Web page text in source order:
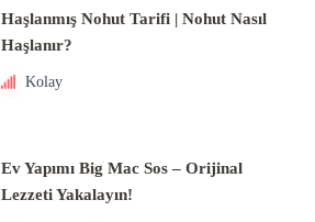
Haşlanmış Nohut Tarifi | Nohut Nasıl
Haşlanır?
Kolay
Ev Yapımı Big Mac Sos – Orijinal
Lezzeti Yakalayın!